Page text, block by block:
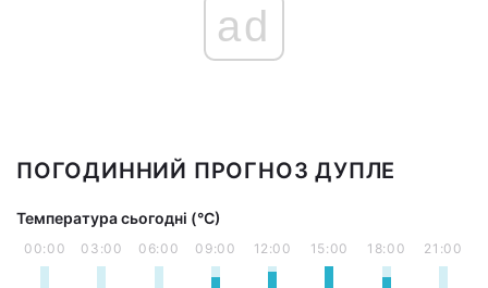
ad
ПОГОДИННИЙ ПРОГНОЗ ДУПЛЕ
Температура сьогодні (°С)
00:00 03:00 06:00 09:00 12:00 15:00 18:00 21:00